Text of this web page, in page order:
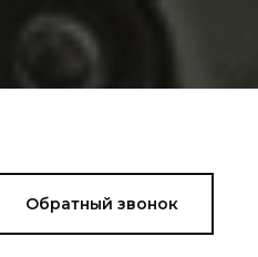
Обратный звонок